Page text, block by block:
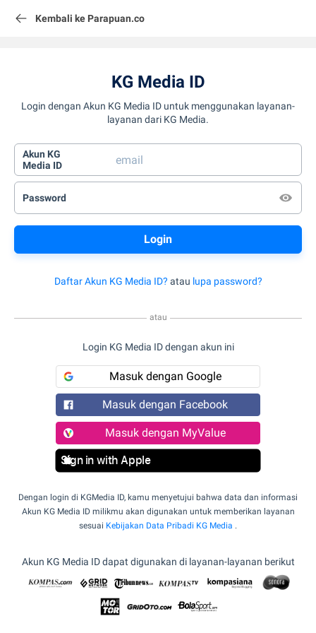
Kembali ke Parapuan.co
KG Media ID
Login dengan Akun KG Media ID untuk menggunakan layanan-
layanan dari KG Media.
Akun KG
Media ID
Password
Daftar Akun KG Media ID? atau lupa password?
atau
Login KG Media ID dengan akun ini
Masuk dengan Google
Masuk dengan Facebook
Masuk dengan MyValue
Sign in with Apple
Dengan login di KGMedia ID, kamu menyetujui bahwa data dan informasi
Akun KG Media ID milikmu akan digunakan untuk memberikan layanan
sesuai Kebijakan Data Pribadi KG Media .
Akun KG Media ID dapat digunakan di layanan-layanan berikut